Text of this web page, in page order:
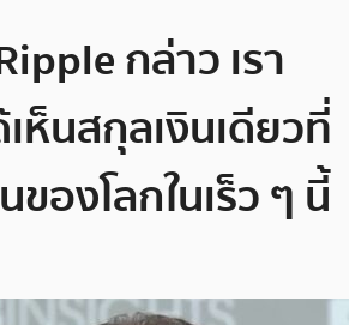
กล่าว เรา
เห็นสกุลเงินเดียวที่
ของโลกในเร็ว ๆ นี้